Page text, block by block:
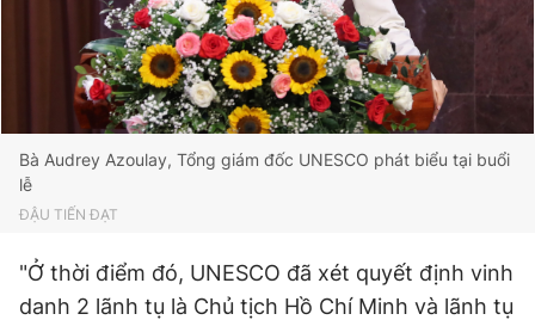
Bà Audrey Azoulay, Tổng giám đốc UNESCO phát biểu tại buổi
lễ
ĐẬU TIẾN ĐẠT
"Ở thời điểm đó, UNESCO đã xét quyết định vinh
danh 2 lãnh tụ là Chủ tịch Hồ Chí Minh và lãnh tụ